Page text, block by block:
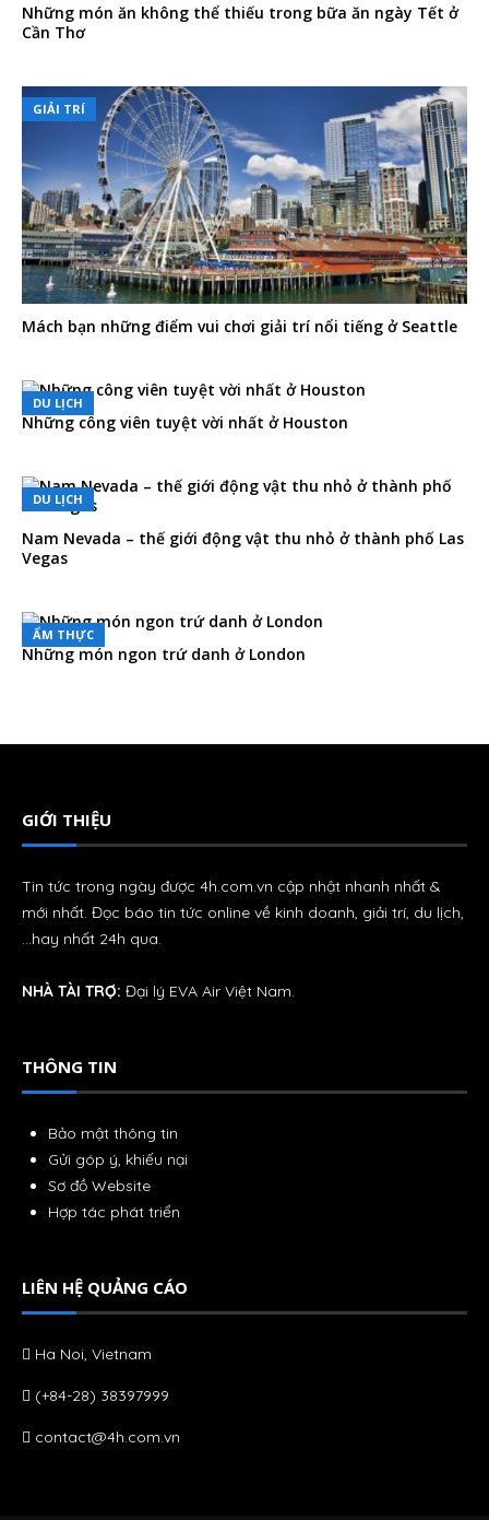
Những món ăn không thể thiếu trong bữa ăn ngày Tết ở
Cần Thơ
GIẢI TRÍ
Mách bạn những điểm vui chơi giải trí nổi tiếng ở Seattle
DU LỊCH
Những công viên tuyệt vời nhất ở Houston
DU LỊCH
Nam Nevada – thế giới động vật thu nhỏ ở thành phố Las
Vegas
ẨM THỰC
Những món ngon trứ danh ở London
GIỚI THIỆU
Tin tức trong ngày được 4h.com.vn cập nhật nhanh nhất &
mới nhất. Đọc báo tin tức online về kinh doanh, giải trí, du lịch,
…hay nhất 24h qua.
NHÀ TÀI TRỢ: Đại lý EVA Air Việt Nam.
THÔNG TIN
Bảo mật thông tin
Gửi góp ý, khiếu nại
Sơ đồ Website
Hợp tác phát triển
LIÊN HỆ QUẢNG CÁO
Ha Noi, Vietnam
(+84-28) 38397999
contact@4h.com.vn